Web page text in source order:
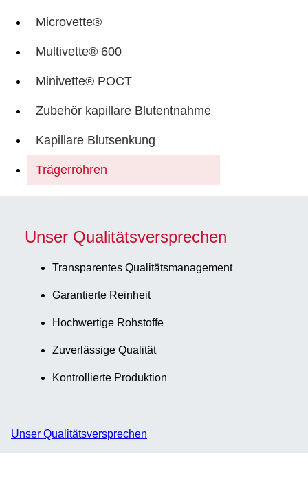
Microvette®
Multivette® 600
Minivette® POCT
Zubehör kapillare Blutentnahme
Kapillare Blutsenkung
Trägerröhren
Unser Qualitätsversprechen
Transparentes Qualitätsmanagement
Garantierte Reinheit
Hochwertige Rohstoffe
Zuverlässige Qualität
Kontrollierte Produktion
Unser Qualitätsversprechen